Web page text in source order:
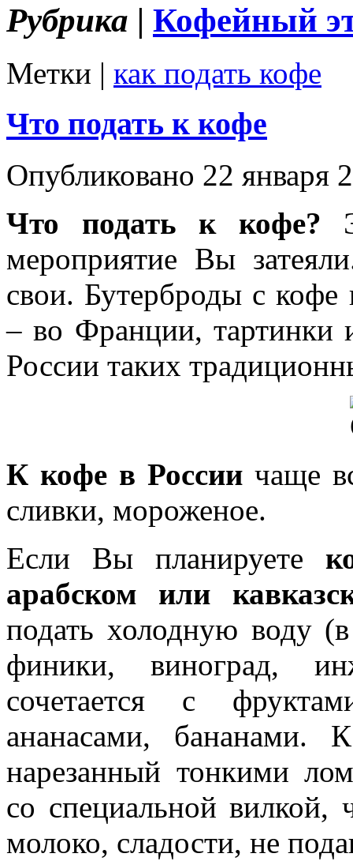
Рубрика | Кофейный
Метки | как подать кофе
Что подать к кофе
Опубликовано 22 января
Что подать к кофе?
мероприятие Вы
свои. Бутерброды с
– во Франции, тартинки
России таких
К кофе в России чаще
сливки, мороженое.
Если Вы планируете
арабском или
подать холодную воду
финики, виноград,
сочетается с
ананасами, бананами.
нарезанный тонкими
со специальной вилкой,
молоко, сладости, не